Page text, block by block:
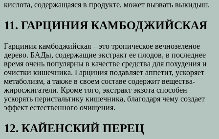
кислота, содержащаяся в продукте, может вызвать выкидыш.
11. ГАРЦИНИЯ КАМБОДЖИЙСКАЯ
Гарциния камбоджийская – это тропическое вечнозеленое
дерево. БАДы, содержащие экстракт ее плодов, в последнее
время очень популярны в качестве средства для похудения и
очистки кишечника. Гарциния подавляет аппетит, ускоряет
метаболизм, а также в своем составе содержит вещества-
жиросжигатели. Кроме того, экстракт экзота способен
ускорять перистальтику кишечника, благодаря чему создает
эффект естественного очищения.
12. КАЙЕНСКИЙ ПЕРЕЦ